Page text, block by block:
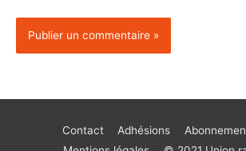
Contact Adhésions